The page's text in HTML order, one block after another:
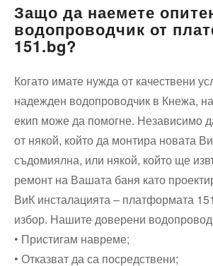
Защо да наемете
водопроводчик от
151.bg?
Когато имате нужда от качествени
надежден водопроводчик в Кнежа,
екип може да помогне. Независимо
от някой, който да монтира новата
съдомиялна, или някой, който ще
ремонт на Вашата баня като
ВиК инсталацията – платформата
избор. Нашите доверени
• Пристигам навреме;
• Отказват да са посредствени;